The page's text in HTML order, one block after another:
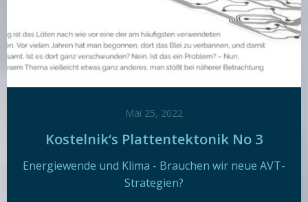
Mai 25, 2022
Kostelnik‘s Plattentektonik No 3
Energiewende und Klima - Brauchen wir neue AVT-
Strategien?